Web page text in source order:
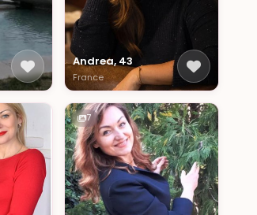
Andrea, 43
France
7